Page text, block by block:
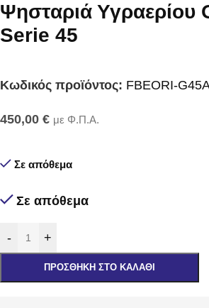
Ψησταριά Υγραερίου
Serie 45
Κωδικός προϊόντος: FBEORI-
450,00 € με Φ.Π.Α.
Σε απόθεμα
Σε απόθεμα
- +
ΠΡΟΣΘΉΚΗ ΣΤΟ ΚΑΛΆΘΙ